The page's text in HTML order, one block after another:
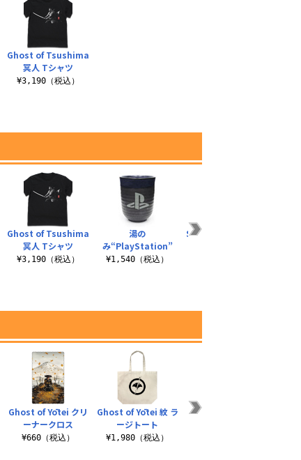
Ghost of Tsushima
冥人 Tシャツ
¥3,190（税込）
Ghost of Tsushima
冥人 Tシャツ
¥3,190（税込）
湯の
み“PlayStation”
¥1,540（税込）
SONIC＆SHADOW T
Ghost of Yōtei クリ
ーナークロス
¥660（税込）
Ghost of Yōtei 紋 ラ
ージトート
¥1,980（税込）
Ghost of Yōtei 湯の